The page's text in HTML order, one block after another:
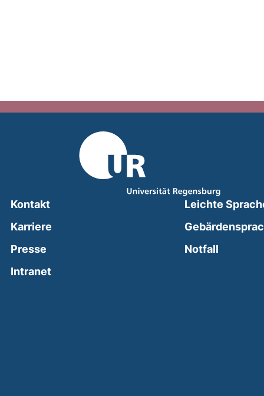
Kontakt
Karriere
Presse
Intranet(external link, opens in a new window)
Leichte
Notfall